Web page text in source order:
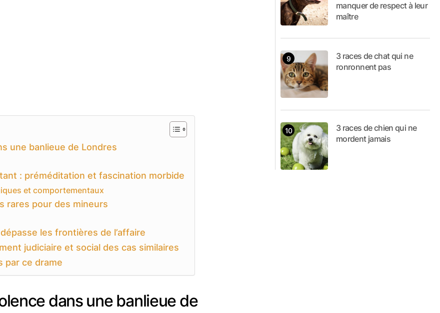
une banlieue de Londres
: préméditation et fascination morbide
et comportementaux
rares pour des mineurs
les frontières de l’affaire
judiciaire et social des cas similaires
par ce drame
dans une banlieue de
manquer de respect à leur
maître
3 races de chat qui ne
ronronnent pas
3 races de chien qui ne
mordent jamais